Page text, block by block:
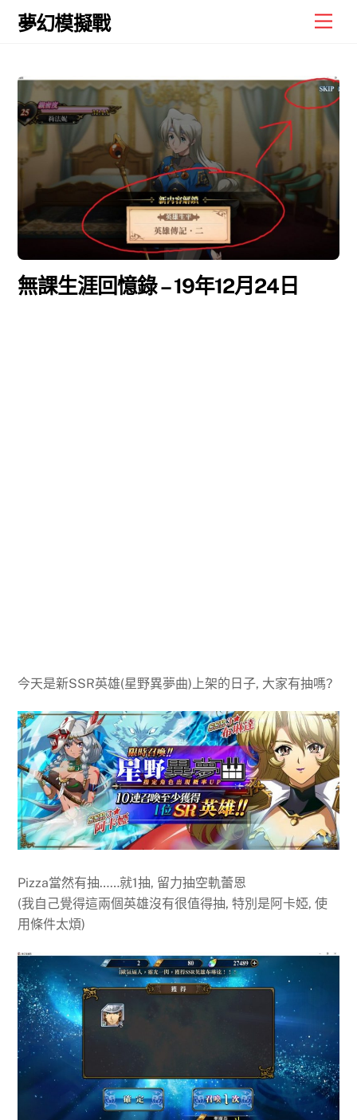
Skip
夢幻模擬戰
無課生涯回憶錄 – 19年12月24日
今天是新SSR英雄(星野異夢曲)上架的日子, 大家有抽嗎?
Pizza當然有抽……就1抽, 留力抽空軌蕾恩
(我自己覺得這兩個英雄沒有很值得抽, 特別是阿卡婭, 使
用條件太煩)